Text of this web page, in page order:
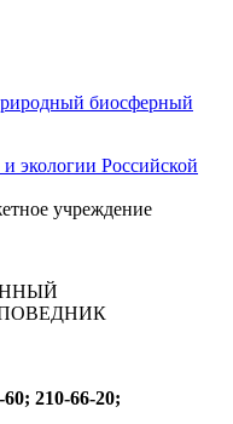
экологии Российской
учреждение
60; 210-66-20;